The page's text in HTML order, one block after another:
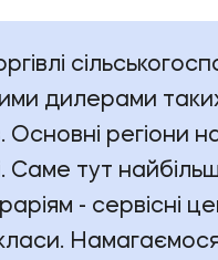
дилерами
регіони
Саме тут
- сервісні